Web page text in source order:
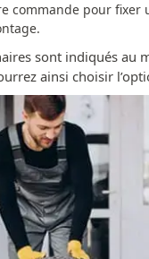
commande pour fixer
sont indiqués au
ainsi choisir